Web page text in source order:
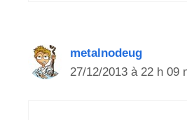
metalnodeug
27/12/2013 à 22 h 09